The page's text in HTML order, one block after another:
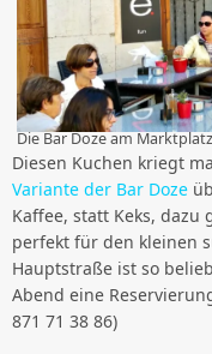
Die Bar Doze am
Diesen Kuchen kriegt
Variante der Bar Doze
Kaffee, statt Keks, dazu
perfekt für den kleinen
Hauptstraße ist so
Abend eine
871 71 38 86)